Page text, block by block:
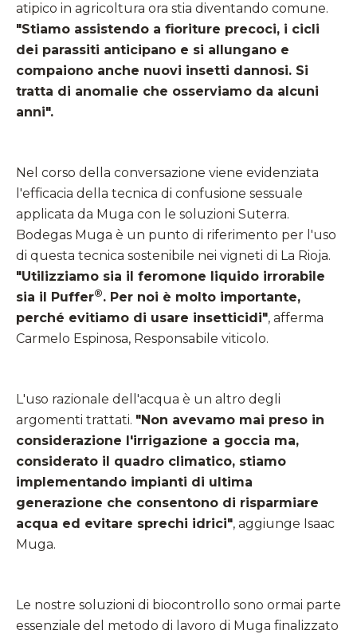
atipico in agricoltura ora stia diventando comune.
"Stiamo assistendo a fioriture precoci, i cicli
dei parassiti anticipano e si allungano e
compaiono anche nuovi insetti dannosi. Si
tratta di anomalie che osserviamo da alcuni
anni".
Nel corso della conversazione viene evidenziata
l'efficacia della tecnica di confusione sessuale
applicata da Muga con le soluzioni Suterra.
Bodegas Muga è un punto di riferimento per l'uso
di questa tecnica sostenibile nei vigneti di La Rioja.
"Utilizziamo sia il feromone liquido irrorabile
sia il Puffer®. Per noi è molto importante,
perché evitiamo di usare insetticidi", afferma
Carmelo Espinosa, Responsabile viticolo.
L'uso razionale dell'acqua è un altro degli
argomenti trattati. "Non avevamo mai preso in
considerazione l'irrigazione a goccia ma,
considerato il quadro climatico, stiamo
implementando impianti di ultima
generazione che consentono di risparmiare
acqua ed evitare sprechi idrici", aggiunge Isaac
Muga.
Le nostre soluzioni di biocontrollo sono ormai parte
essenziale del metodo di lavoro di Muga finalizzato